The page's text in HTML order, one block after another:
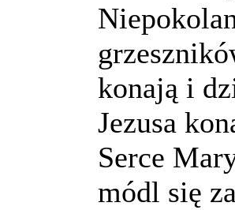
konają i
Jezusa
Serce
módl się